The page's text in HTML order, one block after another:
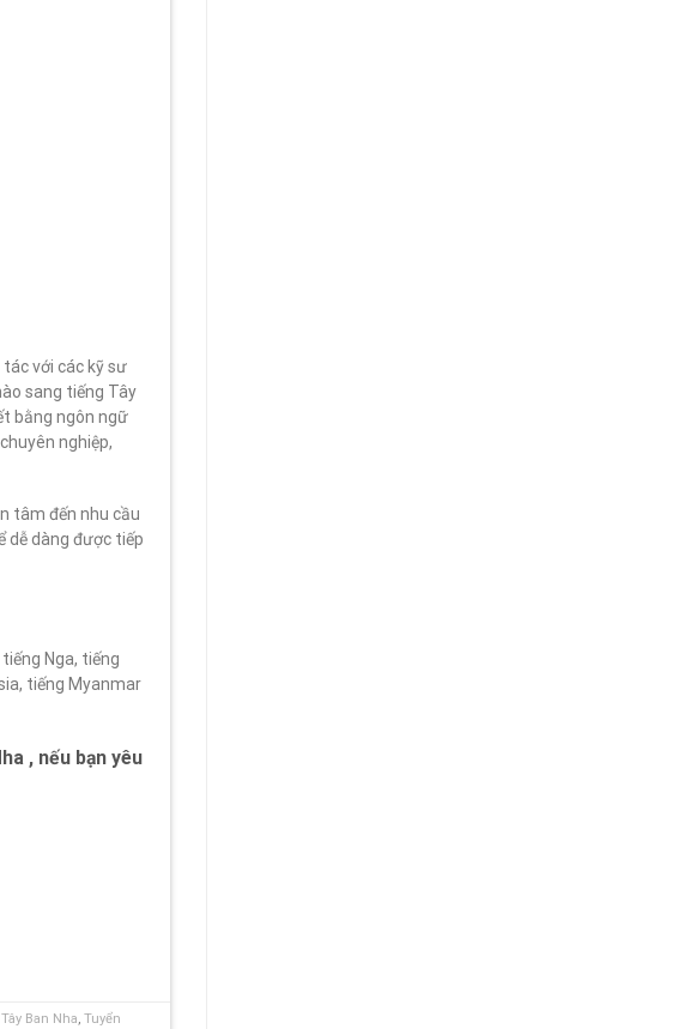
với các kỹ sư
sang tiếng Tây
bằng ngôn ngữ
nghiệp,
tâm đến nhu cầu
dễ dàng được tiếp
Nga, tiếng
tiếng Myanmar
, nếu bạn yêu
Ban Nha, Tuyển